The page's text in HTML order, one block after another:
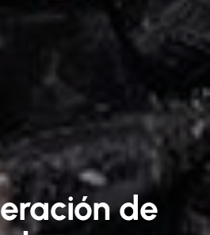
de